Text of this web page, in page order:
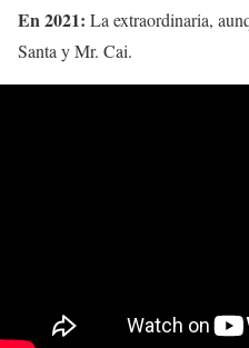
En 2021: La extraordinaria,
Santa y Mr. Cai.